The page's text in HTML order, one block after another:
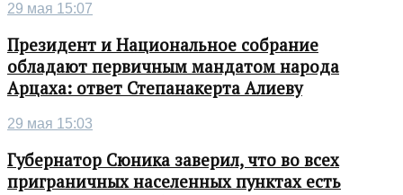
29 мая 15:07
Президент и Национальное собрание
обладают первичным мандатом народа
Арцаха: ответ Степанакерта Алиеву
29 мая 15:03
Губернатор Сюника заверил, что во всех
приграничных населенных пунктах есть